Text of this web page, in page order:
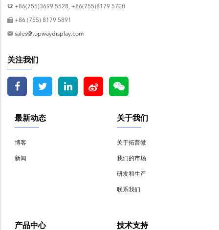
+86(755)3699 5528, +86(755)8179 5700
+86 (755) 8179 5891
sales@topwaydisplay.com
关注我们
关于我们
关于拓普微
我们的市场
研发和生产
联系我们
最新动态
博客
新闻
技术支持
产品中心